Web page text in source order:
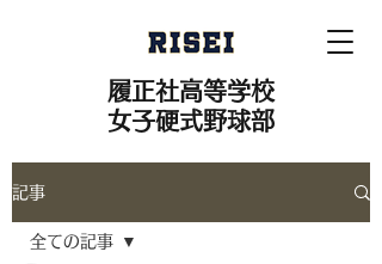
履正社高等学校
女子硬式野球部
記事
全ての記事